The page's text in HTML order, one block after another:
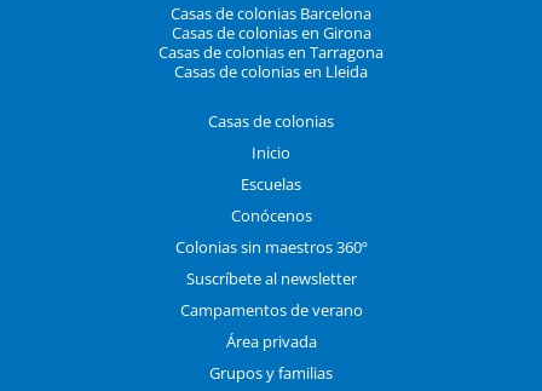
Casas de colonias Barcelona
Casas de colonias en Girona
Casas de colonias en Tarragona
Casas de colonias en Lleida
Casas de colonias
Inicio
Escuelas
Conócenos
Colonias sin maestros 360º
Suscríbete al newsletter
Campamentos de verano
Área privada
Grupos y familias